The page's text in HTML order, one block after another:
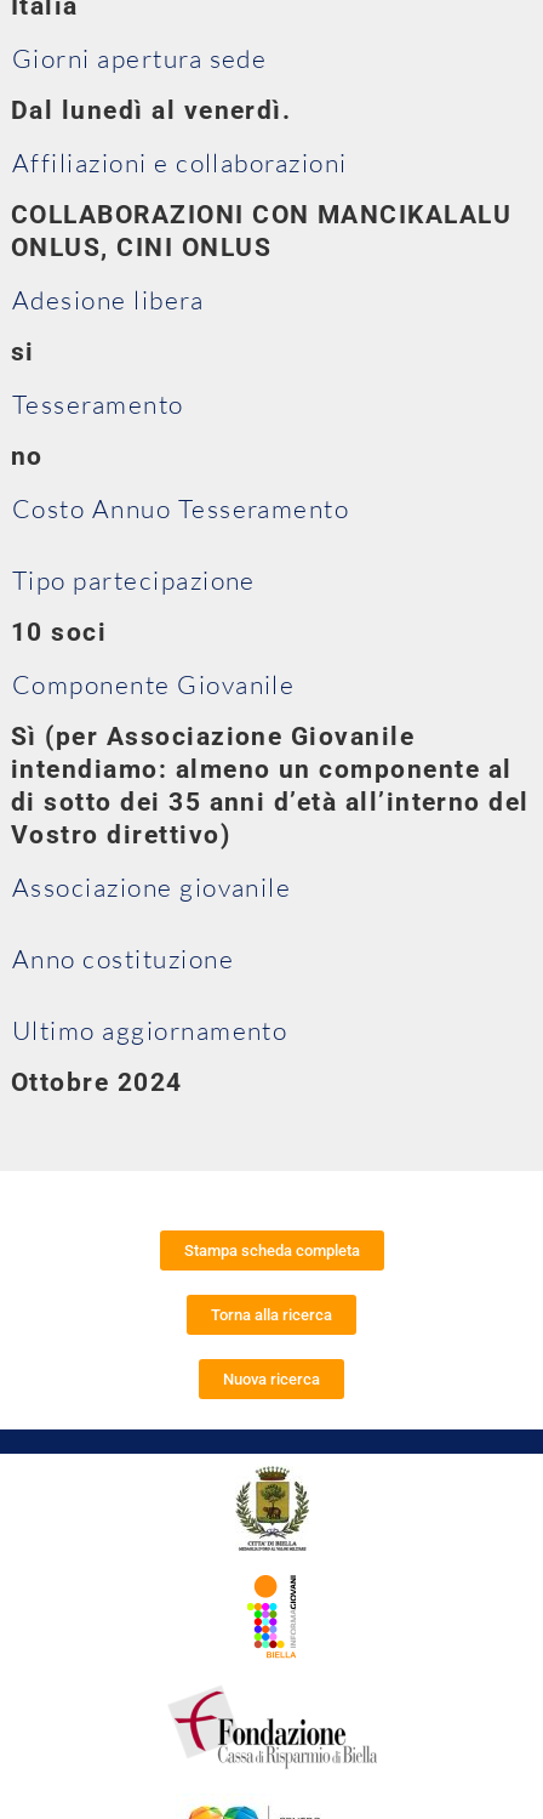
Giorni apertura sede
Dal lunedì al venerdì.
Affiliazioni e collaborazioni
COLLABORAZIONI CON MANCIKALALU
ONLUS, CINI ONLUS
Adesione libera
si
Tesseramento
no
Costo Annuo Tesseramento
Tipo partecipazione
10 soci
Componente Giovanile
Sì (per Associazione Giovanile
intendiamo: almeno un componente al
di sotto dei 35 anni d’età all’interno del
Vostro direttivo)
Associazione giovanile
Anno costituzione
Ultimo aggiornamento
Ottobre 2024
Stampa scheda completa
Torna alla ricerca
Nuova ricerca